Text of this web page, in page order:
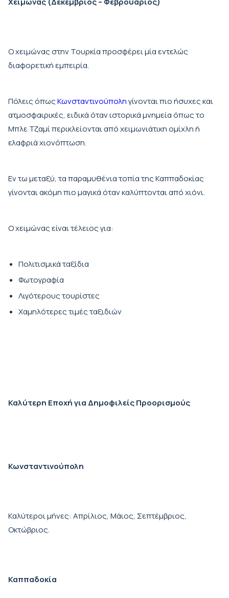
Ο χειμώνας στην Τουρκία προσφέρει μία εντελώς
διαφορετική εμπειρία.
Πόλεις όπωςΚωνσταντινούποληγίνονται πιο ήσυχες και
ατμοσφαιρικές, ειδικά όταν ιστορικά μνημεία όπως το
Μπλε Τζαμί περικλείονται από χειμωνιάτικη ομίχλη ή
ελαφριά χιονόπτωση.
Εν τω μεταξύ, τα παραμυθένια τοπία της Καππαδοκίας
γίνονται ακόμη πιο μαγικά όταν καλύπτονται από χιόνι.
Ο χειμώνας είναι τέλειος για:
Πολιτισμικά ταξίδια
Φωτογραφία
Λιγότερους τουρίστες
Χαμηλότερες τιμές ταξιδιών
Καλύτερη Εποχή για Δημοφιλείς Προορισμούς
Κωνσταντινούπολη
Καλύτεροι μήνες: Απρίλιος, Μάιος, Σεπτέμβριος,
Οκτώβριος.
Καππαδοκία